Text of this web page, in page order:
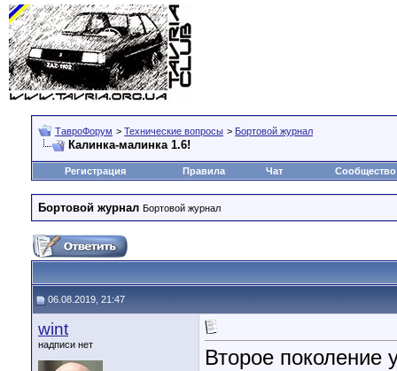
ТавроФорум > Технические вопросы > Бортовой журнал
Калинка-малинка 1.6!
Регистрация Правила Чат Сообщество
Бортовой журнал Бортовой журнал
06.08.2019, 21:47
wint
надписи нет
Второе поколение